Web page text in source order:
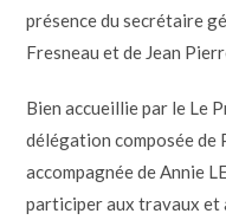
présence du secrétaire
Fresneau et de Jean
Bien accueillie par le Le
délégation composée de
accompagnée de Annie
participer aux travaux et